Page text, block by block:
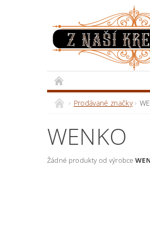
Prodávané značky
WENKO
Žádné produkty od výrobce